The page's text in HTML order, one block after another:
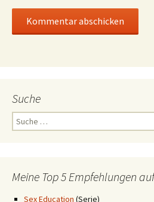
Suche
Suche
nach:
Meine Top 5 Empfehlungen
Sex Education (Serie)